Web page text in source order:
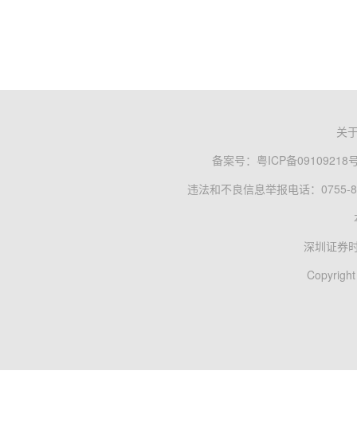
关
备案号： 粤ICP备09109218
违法和不良信息举报电话：0755-
深圳证券